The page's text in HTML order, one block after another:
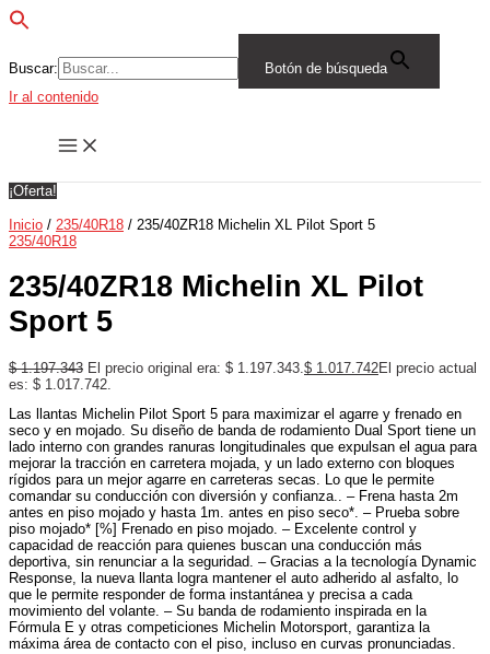
Buscar:
Botón de búsqueda
Ir al contenido
¡Oferta!
Inicio / 235/40R18 / 235/40ZR18 Michelin XL Pilot Sport 5
235/40R18
235/40ZR18 Michelin XL Pilot
Sport 5
$1.197.343 El precio original era: $ 1.197.343. $ 1.017.742El precio actual
es: $ 1.017.742.
Las llantas Michelin Pilot Sport 5 para maximizar el agarre y frenado en
seco y en mojado. Su diseño de banda de rodamiento Dual Sport tiene un
lado interno con grandes ranuras longitudinales que expulsan el agua para
mejorar la tracción en carretera mojada, y un lado externo con bloques
rígidos para un mejor agarre en carreteras secas. Lo que le permite
comandar su conducción con diversión y confianza.. – Frena hasta 2m
antes en piso mojado y hasta 1m. antes en piso seco*. – Prueba sobre
piso mojado* [%] Frenado en piso mojado. – Excelente control y
capacidad de reacción para quienes buscan una conducción más
deportiva, sin renunciar a la seguridad. – Gracias a la tecnología Dynamic
Response, la nueva llanta logra mantener el auto adherido al asfalto, lo
que le permite responder de forma instantánea y precisa a cada
movimiento del volante. – Su banda de rodamiento inspirada en la
Fórmula E y otras competiciones Michelin Motorsport, garantiza la
máxima área de contacto con el piso, incluso en curvas pronunciadas.